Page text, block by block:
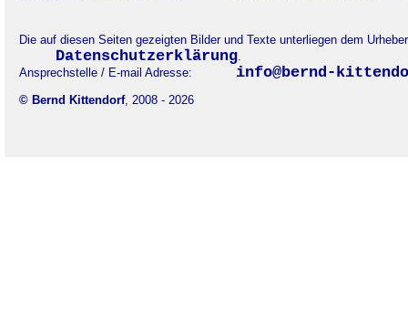
Die auf diesen Seiten gezeigten Bilder und Texte unterliegen dem
Datenschutzerklärung.
Ansprechstelle / E-mail Adresse:
info@bernd-
© Bernd Kittendorf, 2008 - 2026